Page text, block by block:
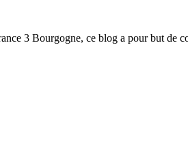
3 Bourgogne, ce blog a pour but de